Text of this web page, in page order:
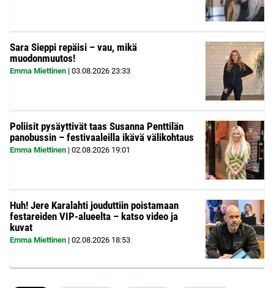
Sara Sieppi repäisi – vau, mikä
muodonmuutos!
Emma Miettinen | 03.08.2026 23:33
Poliisit pysäyttivät taas Susanna Penttilän
panobussin – festivaaleilla ikävä välikohtaus
Emma Miettinen | 02.08.2026 19:01
Huh! Jere Karalahti jouduttiin poistamaan
festareiden VIP-alueelta – katso video ja
kuvat
Emma Miettinen | 02.08.2026 18:53